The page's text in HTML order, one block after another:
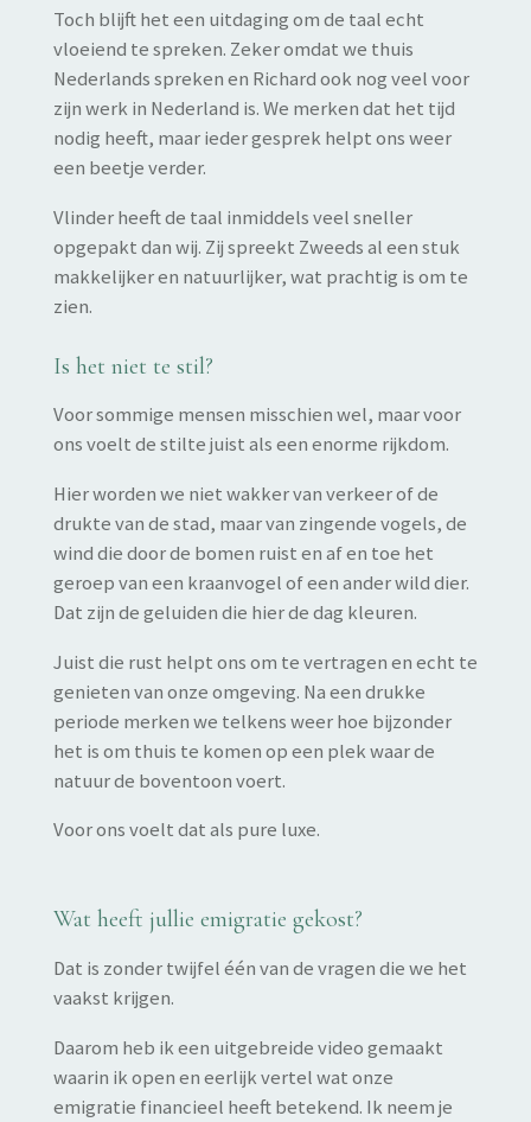
Toch blijft het een uitdaging om de taal echt
vloeiend te spreken. Zeker omdat we thuis
Nederlands spreken en Richard ook nog veel voor
zijn werk in Nederland is. We merken dat het tijd
nodig heeft, maar ieder gesprek helpt ons weer
een beetje verder.
Vlinder heeft de taal inmiddels veel sneller
opgepakt dan wij. Zij spreekt Zweeds al een stuk
makkelijker en natuurlijker, wat prachtig is om te
zien.
Is het niet te stil?
Voor sommige mensen misschien wel, maar voor
ons voelt de stilte juist als een enorme rijkdom.
Hier worden we niet wakker van verkeer of de
drukte van de stad, maar van zingende vogels, de
wind die door de bomen ruist en af en toe het
geroep van een kraanvogel of een ander wild dier.
Dat zijn de geluiden die hier de dag kleuren.
Juist die rust helpt ons om te vertragen en echt te
genieten van onze omgeving. Na een drukke
periode merken we telkens weer hoe bijzonder
het is om thuis te komen op een plek waar de
natuur de boventoon voert.
Voor ons voelt dat als pure luxe.
Wat heeft jullie emigratie gekost?
Dat is zonder twijfel één van de vragen die we het
vaakst krijgen.
Daarom heb ik een uitgebreide video gemaakt
waarin ik open en eerlijk vertel wat onze
emigratie financieel heeft betekend. Ik neem je